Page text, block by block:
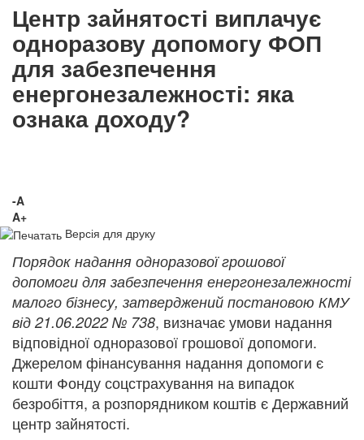
Центр зайнятості виплачує
одноразову допомогу ФОП
для забезпечення
енергонезалежності: яка
ознака доходу?
-A
A+
Версія для друку
Порядок надання одноразової грошової
допомоги для забезпечення енергонезалежності
малого бізнесу, затверджений постановою КМУ
від 21.06.2022 № 738, визначає умови надання
відповідної одноразової грошової допомоги.
Джерелом фінансування надання допомоги є
кошти Фонду соцстрахування на випадок
безробіття, а розпорядником коштів є Державний
центр зайнятості.